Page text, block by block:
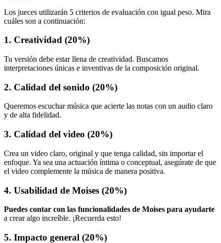
Los jueces utilizarán 5 criterios de evaluación con igual peso. Mira
cuáles son a continuación:
1. Creatividad (20%)
Tu versión debe estar llena de creatividad. Buscamos
interpretaciones únicas e inventivas de la composición original.
2. Calidad del sonido (20%)
Queremos escuchar música que acierte las notas con un audio claro
y de alta fidelidad.
3. Calidad del video (20%)
Crea un video claro, original y que tenga calidad, sin importar el
enfoque. Ya sea una actuación íntima o conceptual, asegúrate de que
el video complemente la música de manera positiva.
4. Usabilidad de Moises (20%)
Puedes contar con las funcionalidades de Moises para ayudarte
a crear algo increíble. ¡Recuerda esto!
5. Impacto general (20%)